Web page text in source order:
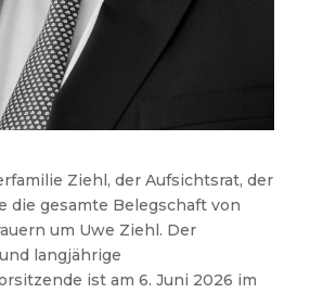
Ziehl, der Aufsichtsrat, der
die gesamte Belegschaft von
um Uwe Ziehl. Der
langjährige
ist am 6. Juni 2026 im